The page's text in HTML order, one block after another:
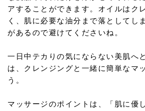
アすることができます。オイルはク
く、肌に必要な油分まで落としてし
があるので避けてくださいね。
一日中テカりの気にならない美肌へ
は、クレンジングと一緒に簡単なマ
う。
マッサージのポイントは、「肌に優